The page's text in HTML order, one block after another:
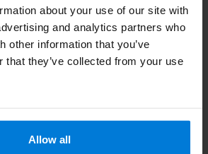
about your use of our site with
and analytics partners who
other information that you’ve
that they’ve collected from your use
Allow all
dan contact met op met onze
onze informatieve blogs.
Bekijk onze blogs